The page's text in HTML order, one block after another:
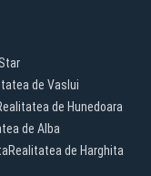
de Vaslui
de Hunedoara
de Alba
Realitatea de Harghita